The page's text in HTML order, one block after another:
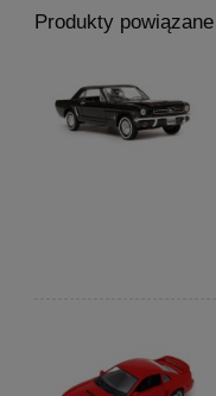
Produkty powiązane